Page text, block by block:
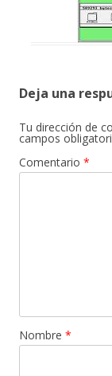
Deja una
Tu dirección de
campos
Comentario *
Nombre *